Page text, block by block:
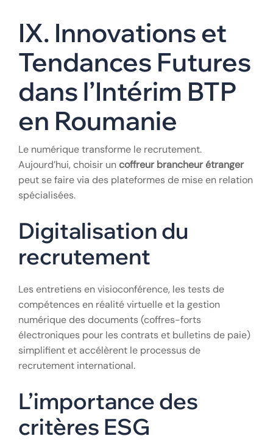
Cette fluidité de la main-d’œuvre permet à
l’industrie européenne du bâtiment de rester
compétitive face aux enjeux mondiaux. Les
échanges de savoir-faire entre les ingénieurs
français et les techniciens roumains enrichissent les
méthodes de construction sur tout le continent.
IX. Innovations et
Tendances Futures
dans l’Intérim BTP
en Roumanie
Le numérique transforme le recrutement.
Aujourd’hui, choisir un coffreur brancheur étranger
peut se faire via des plateformes de mise en relation
spécialisées.
Digitalisation du
recrutement
Les entretiens en visioconférence, les tests de
compétences en réalité virtuelle et la gestion
numérique des documents (coffres-forts
électroniques pour les contrats et bulletins de paie)